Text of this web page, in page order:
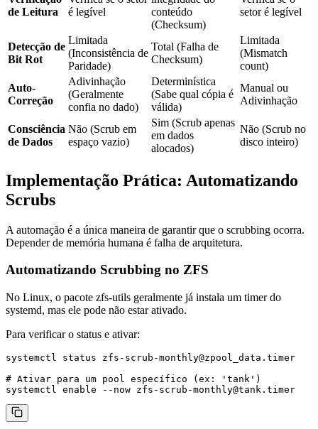
de Leitura
é legível
conteúdo
(Checksum)
setor é legível
Detecção de
Bit Rot
Limitada
(Inconsistência de
Paridade)
Total (Falha de
Checksum)
Limitada
(Mismatch
count)
Auto-
Correção
Adivinhação
(Geralmente
confia no dado)
Determinística
(Sabe qual cópia é
válida)
Manual ou
Adivinhação
Consciência
de Dados
Não (Scrub em
espaço vazio)
Sim (Scrub apenas
em dados
alocados)
Não (Scrub no
disco inteiro)
Implementação Prática: Automatizando
Scrubs
A automação é a única maneira de garantir que o scrubbing ocorra.
Depender de memória humana é falha de arquitetura.
Automatizando Scrubbing no ZFS
No Linux, o pacote zfs-utils geralmente já instala um timer do
systemd, mas ele pode não estar ativado.
Para verificar o status e ativar:
systemctl status zfs-scrub-monthly@zpool_data.timer
# Ativar para um pool específico (ex: 'tank')
systemctl enable --now zfs-scrub-monthly@tank.timer